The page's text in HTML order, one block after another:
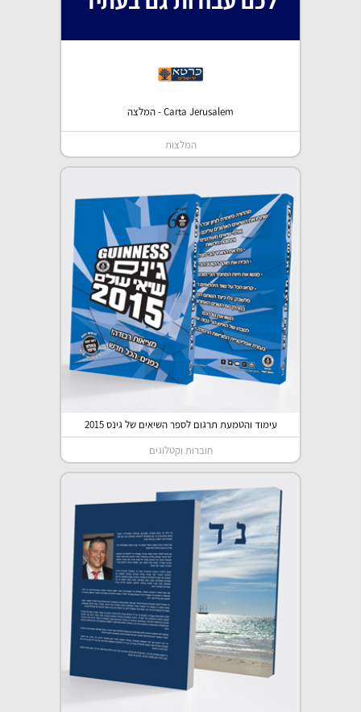
Carta Jerusalem - המלצה
המלצות
עימוד והטמעת תרגום לספר השיאים של גינס 2015
חוברות וקטלוגים